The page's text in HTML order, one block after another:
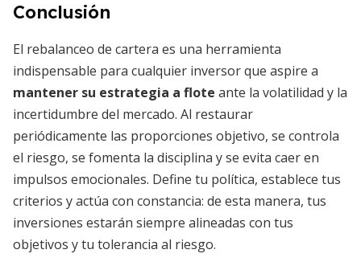
Conclusión
El rebalanceo de cartera es una herramienta
indispensable para cualquier inversor que aspire a
mantener su estrategia a flote ante la volatilidad y la
incertidumbre del mercado. Al restaurar
periódicamente las proporciones objetivo, se controla
el riesgo, se fomenta la disciplina y se evita caer en
impulsos emocionales. Define tu política, establece tus
criterios y actúa con constancia: de esta manera, tus
inversiones estarán siempre alineadas con tus
objetivos y tu tolerancia al riesgo.